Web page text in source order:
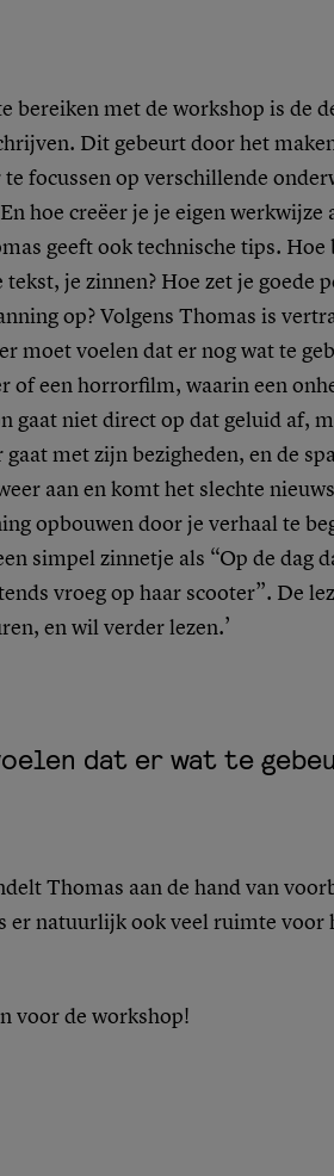
bereiken met de workshop is de
Dit gebeurt door het
focussen op verschillende
hoe creëer je je eigen werkwijze
geeft ook technische tips. Hoe
je zinnen? Hoe zet je goede
op? Volgens Thomas is
moet voelen dat er nog wat te
of een horrorfilm, waarin een
gaat niet direct op dat geluid af,
gaat met zijn bezigheden, en de
aan en komt het slechte
opbouwen door je verhaal te
simpel zinnetje als “Op de dag
vroeg op haar scooter”. De
en wil verder lezen.’
dat er wat te
Thomas aan de hand van
er natuurlijk ook veel ruimte voor
voor de workshop!